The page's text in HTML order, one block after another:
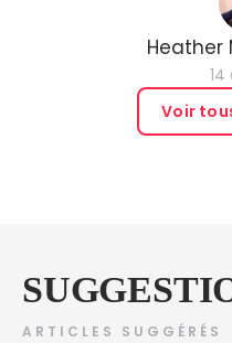
Heather
Voir
ARTICLES SUGGÉRÉS